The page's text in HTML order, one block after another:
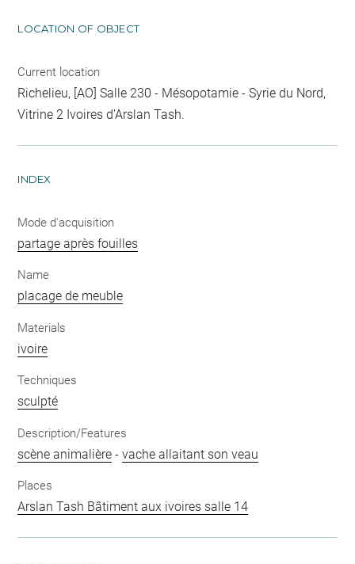
LOCATION OF OBJECT
Current location
Richelieu, [AO] Salle 230 - Mésopotamie - Syrie du Nord,
Vitrine 2 Ivoires d'Arslan Tash.
INDEX
Mode d'acquisition
partage après fouilles
Name
placage de meuble
Materials
ivoire
Techniques
sculpté
Description/Features
scène animalière -vache allaitant son veau
Places
Arslan Tash Bâtiment aux ivoires salle 14